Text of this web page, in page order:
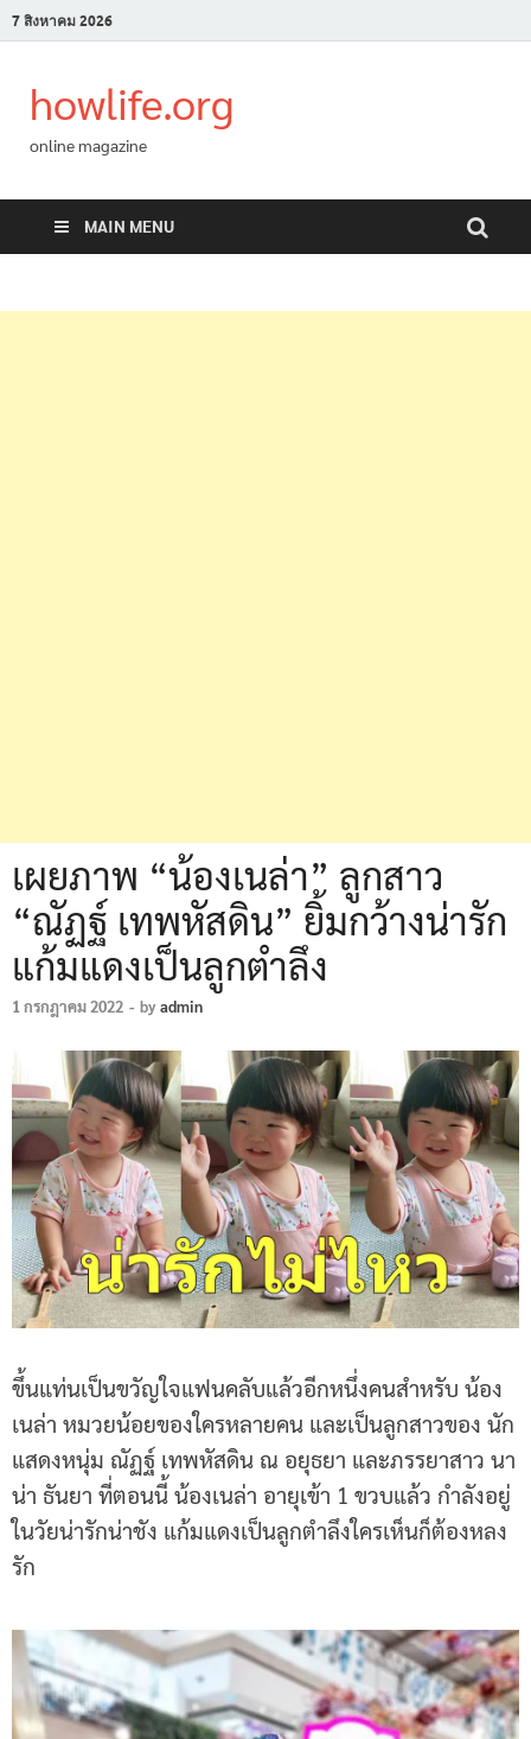
7 สิงหาคม 2026
howlife.org
online magazine
MAIN MENU
เผยภาพ “น้องเนล่า” ลูกสาว
“ณัฏฐ์ เทพหัสดิน” ยิ้มกว้างน่ารัก
แก้มแดงเป็นลูกตำลึง
1 กรกฎาคม 2022 - byadmin
ขึ้นแท่นเป็นขวัญใจแฟนคลับแล้วอีกหนึ่งคนสำหรับ น้อง
เนล่า หมวยน้อยของใครหลายคน และเป็นลูกสาวของ นัก
แสดงหนุ่ม ณัฏฐ์ เทพหัสดิน ณ อยุธยา และภรรยาสาว นา
น่า ธันยา ที่ตอนนี้ น้องเนล่า อายุเข้า 1 ขวบแล้ว กำลังอยู่
ในวัยน่ารักน่าชัง แก้มแดงเป็นลูกตำลึงใครเห็นก็ต้องหลง
รัก